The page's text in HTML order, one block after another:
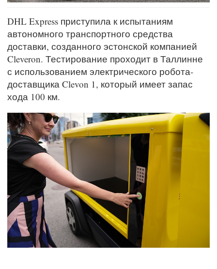
DHL Express приступила к испытаниям
автономного транспортного средства
доставки, созданного эстонской компанией
Cleveron. Тестирование проходит в Таллинне
с использованием электрического робота-
доставщика Clevon 1, который имеет запас
хода 100 км.